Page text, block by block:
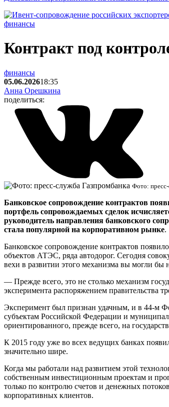
финансы
Контракт под
финансы
05.06.202618:35
Анна Орешкина
поделиться:
Фото:
Банковское сопровождение контрактов
портфель сопровождаемых сделок
руководитель направления банковского
стала популярной на корпоративном рынке.
Банковское сопровождение контрактов
объектов АТЭС, ряда автодорог. Сегодня
вехи в развитии этого механизма вы могли бы
— Прежде всего, это не столько механизм
эксперимента распоряжением правительства
Эксперимент был признан удачным, и в 44-м
субъектам Российской Федерации и
ориентированного, прежде всего, на
К 2015 году уже во всех ведущих банках
значительно шире.
Когда мы работали над развитием этой
собственным инвестиционным проектам и
только по контролю счетов и денежных
корпоративных клиентов.